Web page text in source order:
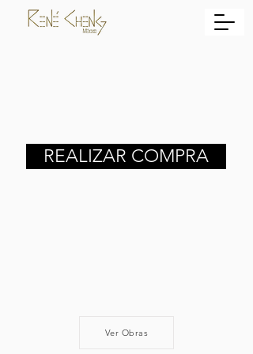
REALIZAR COMPRA
Ver Obras